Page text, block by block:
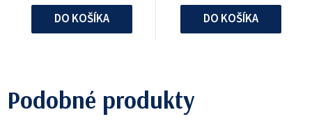
DO KOŠÍKA DO KOŠÍKA
Podobné produkty